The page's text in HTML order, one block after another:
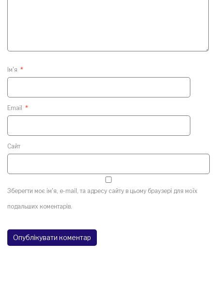
Ім'я *
Email *
Сайт
Зберегти моє ім'я, e-mail, та адресу сайту в цьому браузері для моїх
подальших коментарів.